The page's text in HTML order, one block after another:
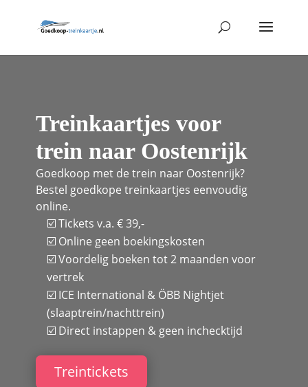
Treinkaartjes voor
trein naar Oostenrijk
Goedkoop met de trein naar Oostenrijk?
Bestel goedkope treinkaartjes eenvoudig
online.
☑️ Tickets v.a. € 39,-
☑️ Online geen boekingskosten
☑️ Voordelig boeken tot 2 maanden voor
vertrek
☑️ ICE International & ÖBB Nightjet
(slaaptrein/nachttrein)
☑️ Direct instappen & geen inchecktijd
Treintickets